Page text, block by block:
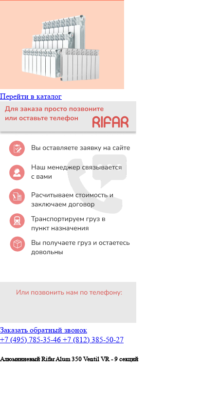
Перейти в каталог
Заказать обратный звонок
+7 (495) 785-35-46 +7 (812) 385-50-27
Алюминиевый Rifar Alum 350 Ventil VR - 9 секций